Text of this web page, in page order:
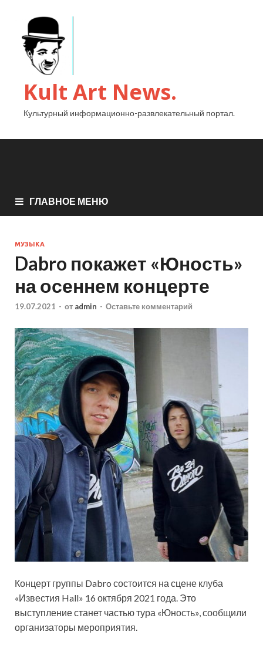
Kult Art News.
Культурный информационно-развлекательный портал.
ГЛАВНОЕ МЕНЮ
МУЗЫКА
Dabro покажет «Юность»
на осеннем концерте
19.07.2021 - от admin - Оставьте комментарий
Концерт группы Dabro состоится на сцене клуба
«Известия Hall» 16 октября 2021 года. Это
выступление станет частью тура «Юность», сообщили
организаторы мероприятия.